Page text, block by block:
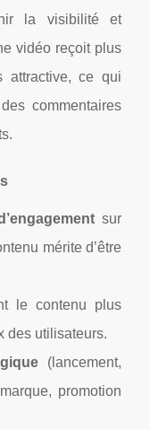
la visibilité et
vidéo reçoit plus
attractive, ce qui
commentaires
sur
mérite d’être
le contenu plus
des utilisateurs.
(lancement,
promotion